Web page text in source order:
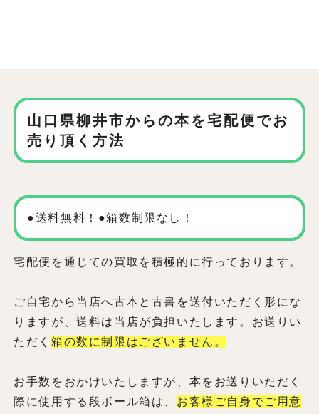
山口県柳井市からの本を宅配便でお
売り頂く方法
●送料無料！●箱数制限なし！
宅配便を通じての買取を積極的に行っております。
ご自宅から当店へ古本と古書を送付いただく形にな
りますが、送料は当店が負担いたします。お送りい
ただく 箱の数に制限はございません。
お手数をおかけいたしますが、本をお送りいただく
際に使用する段ボール箱は、 お客様ご自身でご用意